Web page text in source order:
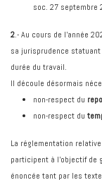
soc. 27 septembre
2.- Au cours de l’année
sa jurisprudence
durée du travail.
Il découle désormais
non-respect du
non-respect du
La réglementation
participent à l’objectif
énoncée tant par les